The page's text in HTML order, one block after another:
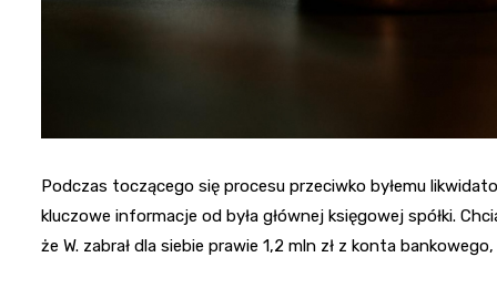
Podczas toczącego się procesu przeciwko byłemu
kluczowe informacje od była głównej księgowej spółki.
że W. zabrał dla siebie prawie 1,2 mln zł z konta